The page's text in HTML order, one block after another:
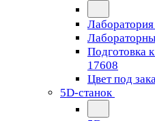
Лаборатория
Подготовка
17608
Цвет под
5D-станок